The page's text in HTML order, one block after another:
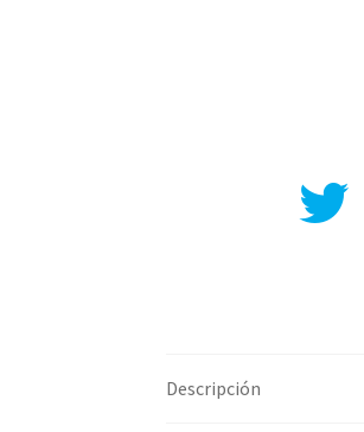
Descripción